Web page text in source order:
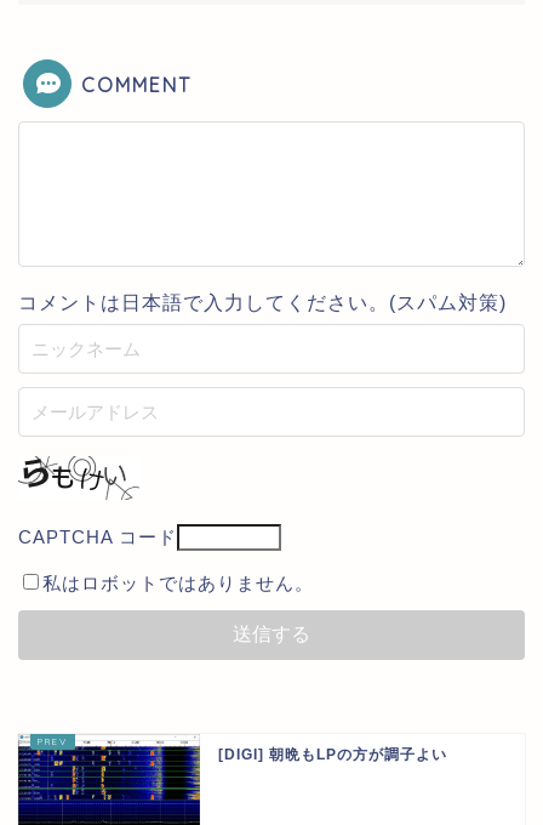
COMMENT
コメントは日本語で入力してください。(スパム対策)
CAPTCHA コード
私はロボットではありません。
[DIGI] 朝晩もLPの方が調子よい